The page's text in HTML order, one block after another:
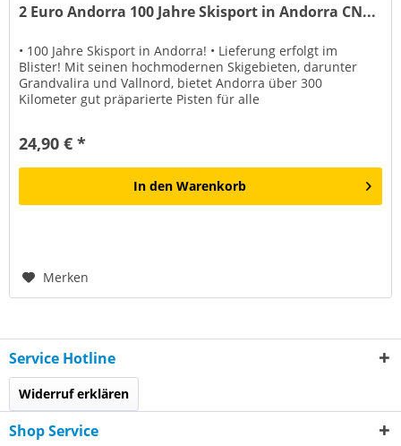
2 Euro Andorra 100 Jahre Skisport in Andorra CN...
• 100 Jahre Skisport in Andorra! • Lieferung erfolgt im
Blister! Mit seinen hochmodernen Skigebieten, darunter
Grandvalira und Vallnord, bietet Andorra über 300
Kilometer gut präparierte Pisten für alle
24,90 € *
In den Warenkorb
Merken
Service Hotline
Widerruf erklären
Shop Service